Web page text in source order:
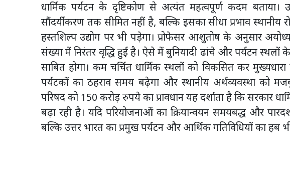
धार्मिक पर्यटन के दृष्टिकोण से अत्यंत महत्वपूर्ण कदम
सौंदर्यीकरण तक सीमित नहीं है, बल्कि इसका सीधा प्रभाव स्थानीय
हस्तशिल्प उद्योग पर भी पड़ेगा। प्रोफेसर आशुतोष के अनुसार
संख्या में निरंतर वृद्धि हुई है। ऐसे में बुनियादी ढांचे और पर्यटन
साबित होगा। कम चर्चित धार्मिक स्थलों को विकसित कर
पर्यटकों का ठहराव समय बढ़ेगा और स्थानीय अर्थव्यवस्था को
परिषद को 150 करोड़ रुपये का प्रावधान यह दर्शाता है कि सरकार
बढ़ा रही है। यदि परियोजनाओं का क्रियान्वयन समयबद्ध और
बल्कि उत्तर भारत का प्रमुख पर्यटन और आर्थिक गतिविधियों का हब